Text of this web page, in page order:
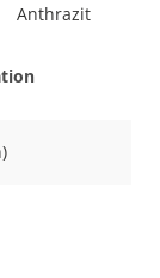
Anthrazit